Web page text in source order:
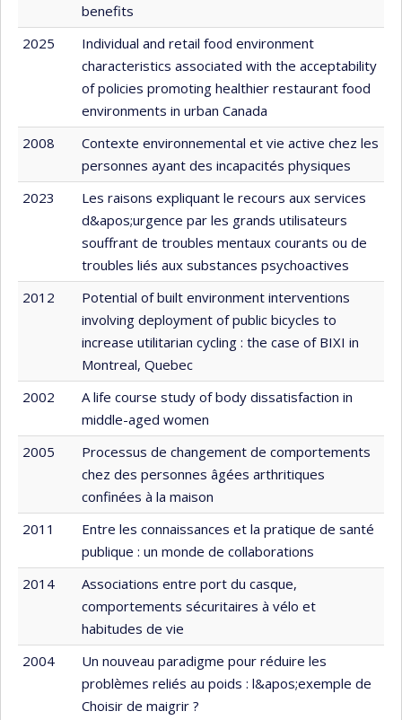
benefits
2025
Individual and retail food environment
characteristics associated with the acceptability
of policies promoting healthier restaurant food
environments in urban Canada
2008
Contexte environnemental et vie active chez les
personnes ayant des incapacités physiques
2023
Les raisons expliquant le recours aux services
d&apos;urgence par les grands utilisateurs
souffrant de troubles mentaux courants ou de
troubles liés aux substances psychoactives
2012
Potential of built environment interventions
involving deployment of public bicycles to
increase utilitarian cycling : the case of BIXI in
Montreal, Quebec
2002
A life course study of body dissatisfaction in
middle-aged women
2005
Processus de changement de comportements
chez des personnes âgées arthritiques
confinées à la maison
2011
Entre les connaissances et la pratique de santé
publique : un monde de collaborations
2014
Associations entre port du casque,
comportements sécuritaires à vélo et
habitudes de vie
2004
Un nouveau paradigme pour réduire les
problèmes reliés au poids : l&apos;exemple de
Choisir de maigrir ?